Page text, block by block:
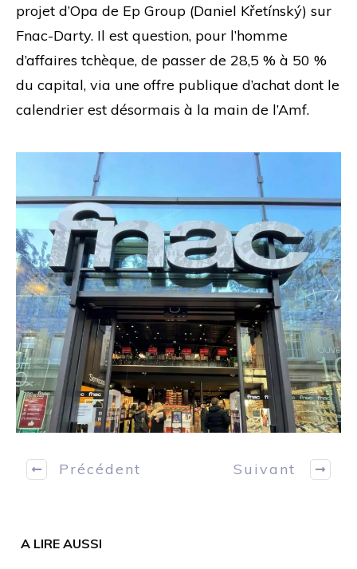
projet d’Opa de Ep Group (Daniel Křetínský) sur
Fnac-Darty. Il est question, pour l’homme
d’affaires tchèque, de passer de 28,5 % à 50 %
du capital, via une offre publique d’achat dont le
calendrier est désormais à la main de l’Amf.
Précédent Suivant
A LIRE AUSSI